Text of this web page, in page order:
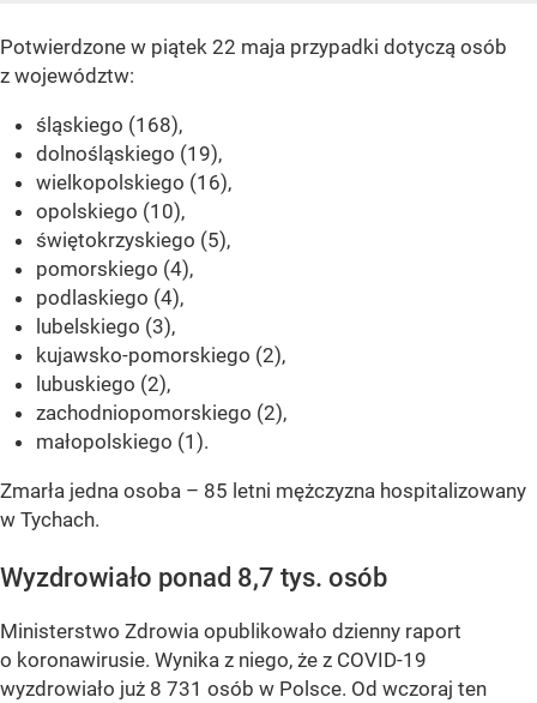
Potwierdzone w piątek 22 maja przypadki dotyczą osób
z województw:
śląskiego (168),
dolnośląskiego (19),
wielkopolskiego (16),
opolskiego (10),
świętokrzyskiego (5),
pomorskiego (4),
podlaskiego (4),
lubelskiego (3),
kujawsko-pomorskiego (2),
lubuskiego (2),
zachodniopomorskiego (2),
małopolskiego (1).
Zmarła jedna osoba – 85 letni mężczyzna hospitalizowany
w Tychach.
Wyzdrowiało ponad 8,7 tys. osób
Ministerstwo Zdrowia opublikowało dzienny raport
o koronawirusie. Wynika z niego, że z COVID-19
wyzdrowiało już 8 731 osób w Polsce. Od wczoraj ten